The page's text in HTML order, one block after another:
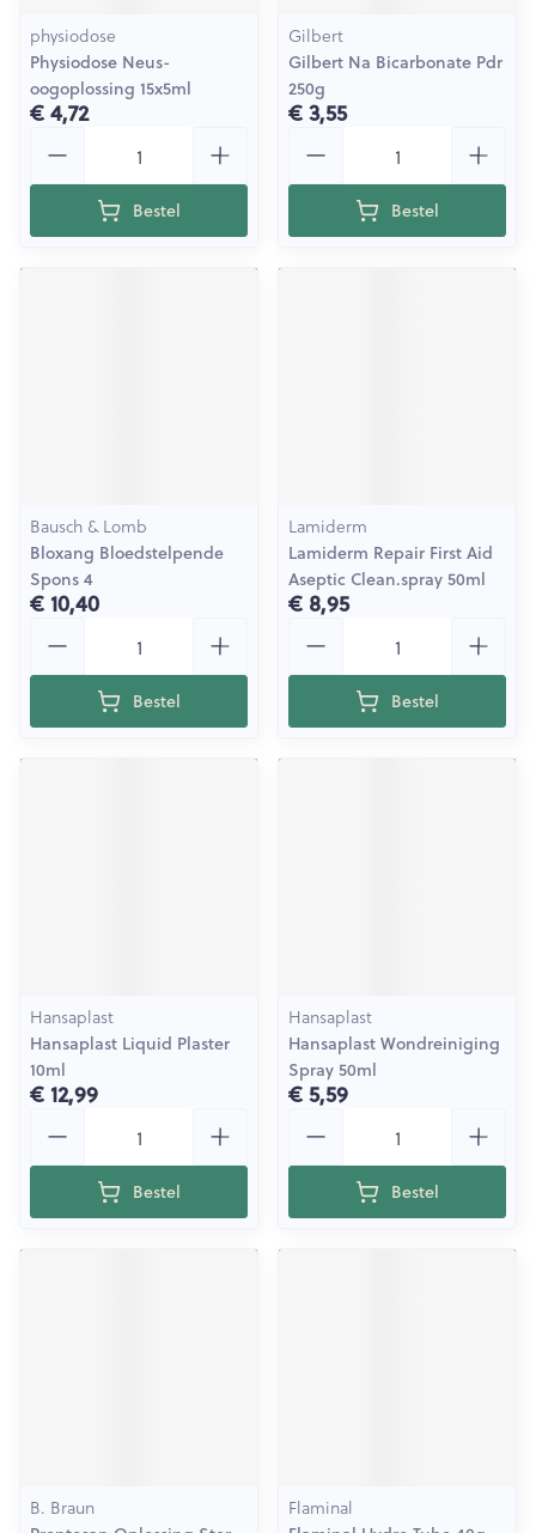
physiodose
Physiodose Neus-
oogoplossing 15x5ml
€ 4,72
Bestel
Gilbert
Gilbert Na Bicarbonate Pdr
250g
€ 3,55
Bestel
Bausch & Lomb
Bloxang Bloedstelpende
Spons 4
€ 10,40
Bestel
Lamiderm
Lamiderm Repair First Aid
Aseptic Clean.spray 50ml
€ 8,95
Bestel
Hansaplast
Hansaplast Liquid Plaster
10ml
€ 12,99
Bestel
Hansaplast
Hansaplast Wondreiniging
Spray 50ml
€ 5,59
Bestel
B. Braun Flaminal